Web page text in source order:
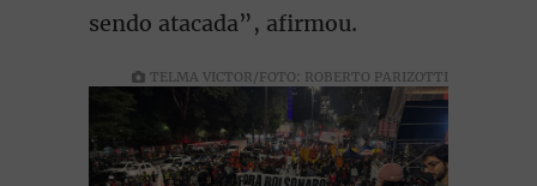
sendo atacada”, afirmou.
TELMA VICTOR/FOTO: ROBERTO PARIZOTTI